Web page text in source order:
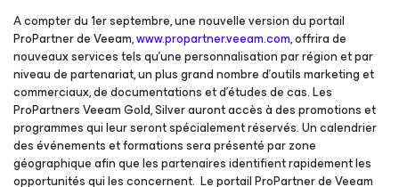
A compter du 1er septembre, une nouvelle version du portail
ProPartnerde Veeam,www.propartner.veeam.com, offrira de
nouveaux services tels qu’une personnalisation par région et par
niveau de partenariat, un plus grand nombre d’outils marketing et
commerciaux, de documentations et d’études de cas. Les
ProPartnersVeeam Gold, Silver auront accès à des promotions et
programmes qui leur seront spécialement réservés. Un calendrier
des événements et formations sera présenté par zone
géographique afin que les partenaires identifient rapidement les
opportunités qui les concernent. Le portailProPartnerde Veeam